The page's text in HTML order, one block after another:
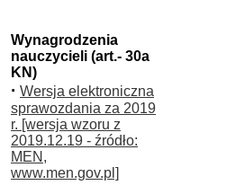
Wynagrodzenia
nauczycieli (art.- 30a
KN)
· Wersja elektroniczna
sprawozdania za 2019
r. [wersja wzoru z
2019.12.19 - źródło:
MEN,
www.men.gov.pl]